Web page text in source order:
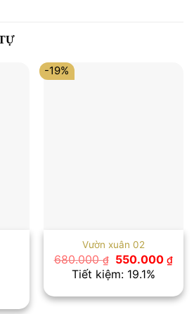
-19%
Vườn xuân 02
680.000₫
Giá
gốc
là:
550.000₫Giá
là:
Tiết kiệm: 19.1%